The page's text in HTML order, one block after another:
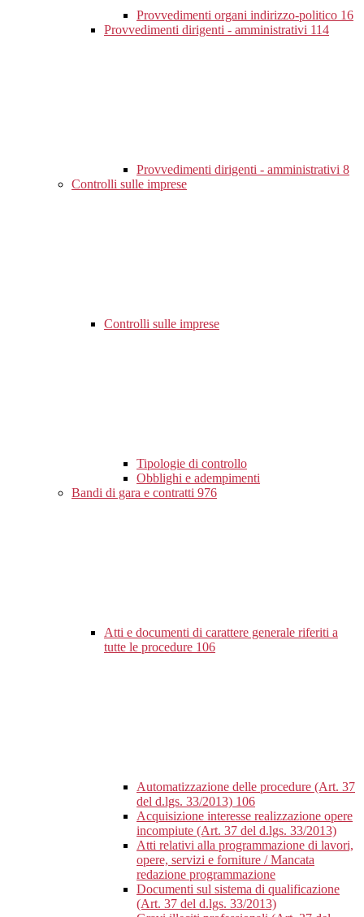
Provvedimenti organi indirizzo-politico 16
Provvedimenti dirigenti - amministrativi 114
Provvedimenti dirigenti - amministrativi 8
Controlli sulle imprese
Controlli sulle imprese
Tipologie di controllo
Obblighi e adempimenti
Bandi di gara e contratti 976
Atti e documenti di carattere generale riferiti a
tutte le procedure 106
Automatizzazione delle procedure (Art. 37
del d.lgs. 33/2013) 106
Acquisizione interesse realizzazione opere
incompiute (Art. 37 del d.lgs. 33/2013)
Atti relativi alla programmazione di lavori,
opere, servizi e forniture / Mancata
redazione programmazione
Documenti sul sistema di qualificazione
(Art. 37 del d.lgs. 33/2013)